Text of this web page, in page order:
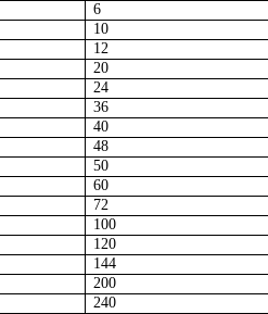
6
10
12
20
24
36
40
48
50
60
72
100
120
144
200
240